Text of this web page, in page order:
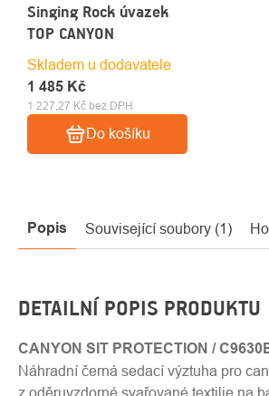
Singing Rock úvazek
TOP CANYON
Skladem u dodavatele
1 227,27 Kč bez DPH
1 485 Kč
Do košíku
Popis Související soubory (1)
DETAILNÍ POPIS PRODUKTU
CANYON SIT PROTECTION /
Náhradní černá sedací výztuha pro
z oděruvzdorné svařované textilie na